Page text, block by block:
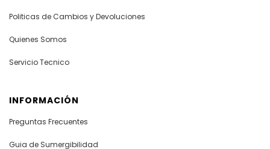
Politicas de Cambios y Devoluciones
Quienes Somos
Servicio Tecnico
INFORMACIÓN
Preguntas Frecuentes
Guia de Sumergibilidad